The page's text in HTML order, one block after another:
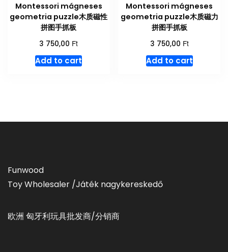
Montessori mágneses
geometria puzzle木质磁性
拼图手抓板
3 750,00 Ft
Add to cart
Montessori mágneses
geometria puzzle木质磁力
拼图手抓板
3 750,00 Ft
Add to cart
Funwood
Toy Wholesaler /Játék nagykereskedő
欧洲 匈牙利玩具批发商/分销商